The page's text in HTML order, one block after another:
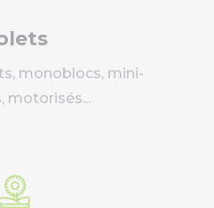
monoblocs, mini-
motorisés...